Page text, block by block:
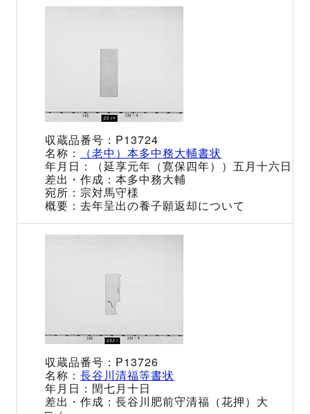
P13724
（老中）本多中務大輔書状
（延享元年（寛保四年））五月十六日
本多中務大輔
宗対馬守様
去年呈出の養子願返却について
P13726
長谷川清福等書状
閏七月十日
長谷川肥前守清福（花押）大